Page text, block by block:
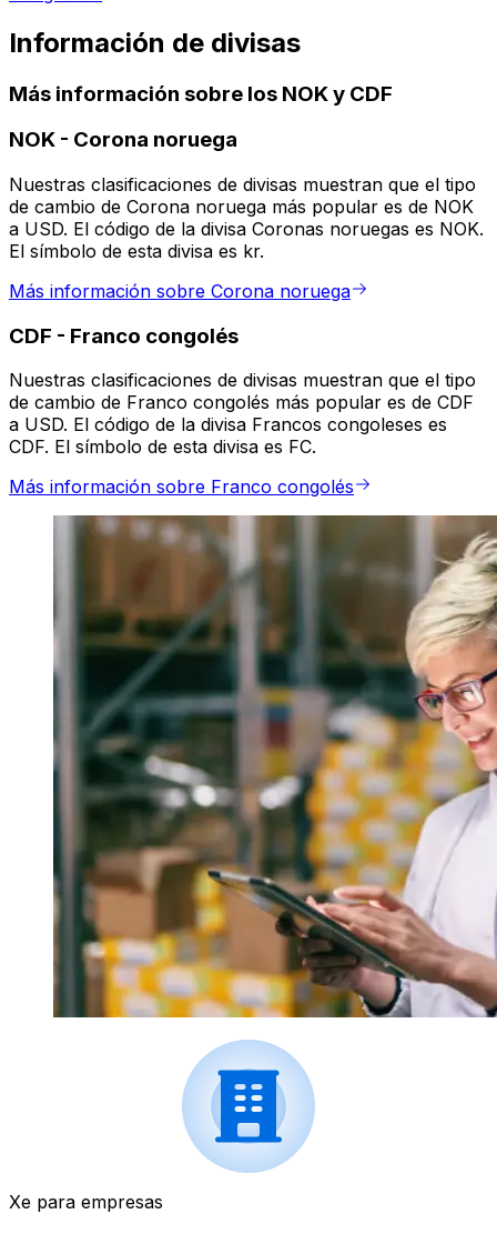
Información de divisas
Más información sobre los NOK y CDF
NOK - Corona noruega
Nuestras clasificaciones de divisas muestran que el tipo
de cambio de Corona noruega más popular es de NOK
a USD. El código de la divisa Coronas noruegas es NOK.
El símbolo de esta divisa es kr.
Más información sobre Corona noruega
CDF - Franco congolés
Nuestras clasificaciones de divisas muestran que el tipo
de cambio de Franco congolés más popular es de CDF
a USD. El código de la divisa Francos congoleses es
CDF. El símbolo de esta divisa es FC.
Más información sobre Franco congolés
Xe para empresas